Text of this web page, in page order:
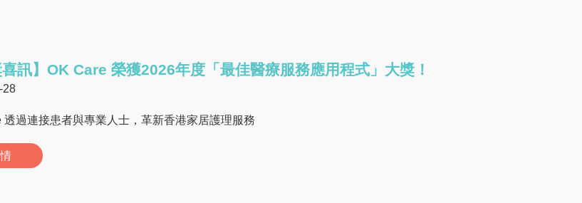
喜訊】OK Care 榮獲2026年度「最佳醫療服務應用程式」大獎！
28
透過連接患者與專業人士，革新香港家居護理服務